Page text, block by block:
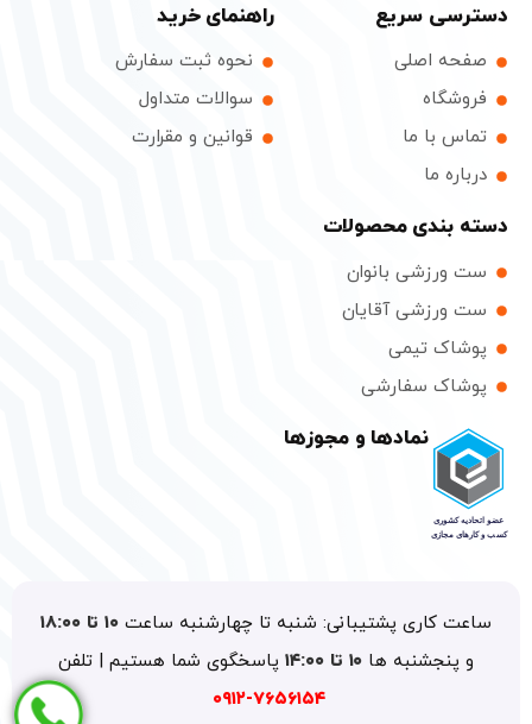
دسترسی سریع
صفحه اصلی
فروشگاه
تماس با ما
درباره ما
راهنمای خرید
نحوه ثبت سفارش
سوالات متداول
قوانین و مقرارت
دسته بندی محصولات
ست ورزشی بانوان
ست ورزشی آقایان
پوشاک تیمی
پوشاک سفارشی
نمادها و مجوزها
ساعت کاری پشتیبانی: شنبه تا چهارشنبه ساعت ۱۰ تا ۱۸:۰۰
و پنجشنبه ها ۱۰ تا ۱۴:۰۰
پاسخگوی شما هستیم | تلفن
۷۶۵۶۱۵۴-۰۹۱۲